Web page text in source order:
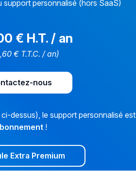
support personnalisé (hors SaaS)
€ H.T. / an
€ T.T.C. / an)
nous
dessus), le support personnalisé est
!
Extra Premium